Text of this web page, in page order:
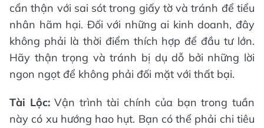
cẩn thận với sai sót trong giấy tờ và tránh để tiểu
nhân hãm hại. Đối với những ai kinh doanh, đây
không phải là thời điểm thích hợp để đầu tư lớn.
Hãy thận trọng và tránh bị dụ dỗ bởi những lời
ngon ngọt để không phải đối mặt với thất bại.
Tài Lộc:Vận trình tài chính của bạn trong tuần
này có xu hướng hao hụt. Bạn có thể phải chi tiêu